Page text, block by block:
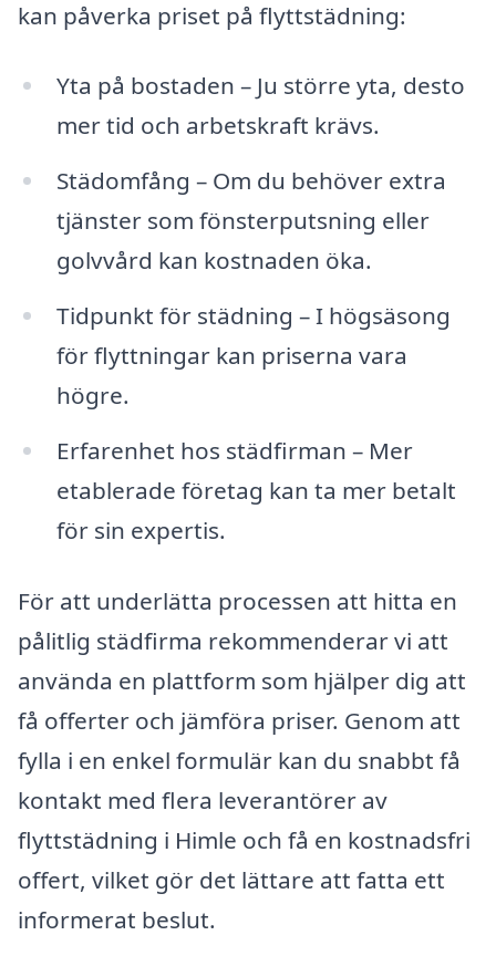
kan påverka priset på flyttstädning:
Yta på bostaden – Ju större yta, desto
mer tid och arbetskraft krävs.
Städomfång – Om du behöver extra
tjänster som fönsterputsning eller
golvvård kan kostnaden öka.
Tidpunkt för städning – I högsäsong
för flyttningar kan priserna vara
högre.
Erfarenhet hos städfirman – Mer
etablerade företag kan ta mer betalt
för sin expertis.
För att underlätta processen att hitta en
pålitlig städfirma rekommenderar vi att
använda en plattform som hjälper dig att
få offerter och jämföra priser. Genom att
fylla i en enkel formulär kan du snabbt få
kontakt med flera leverantörer av
flyttstädning i Himle och få en kostnadsfri
offert, vilket gör det lättare att fatta ett
informerat beslut.